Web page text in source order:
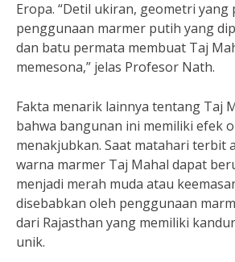
Eropa. “Detil ukiran, geometri yang
penggunaan marmer putih yang
dan batu permata membuat Taj
memesona,” jelas Profesor Nath.
Fakta menarik lainnya tentang Taj
bahwa bangunan ini memiliki efek
menakjubkan. Saat matahari terbit
warna marmer Taj Mahal dapat
menjadi merah muda atau
disebabkan oleh penggunaan
dari Rajasthan yang memiliki
unik.